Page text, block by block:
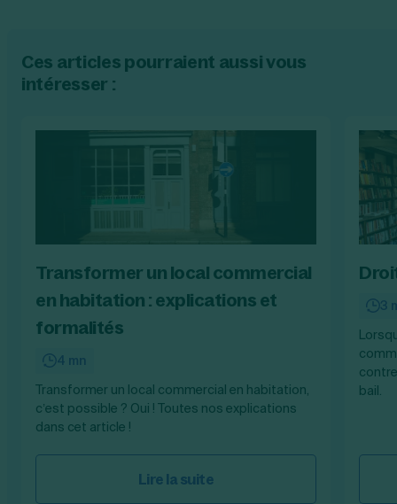
Ces articles pourraient aussi vous
intéresser :
Transformer un local commercial
en habitation : explications et
formalités
4 mn
Transformer un local commercial en habitation,
c’est possible ? Oui ! Toutes nos explications
dans cet article !
Lire la suite
3
bail.